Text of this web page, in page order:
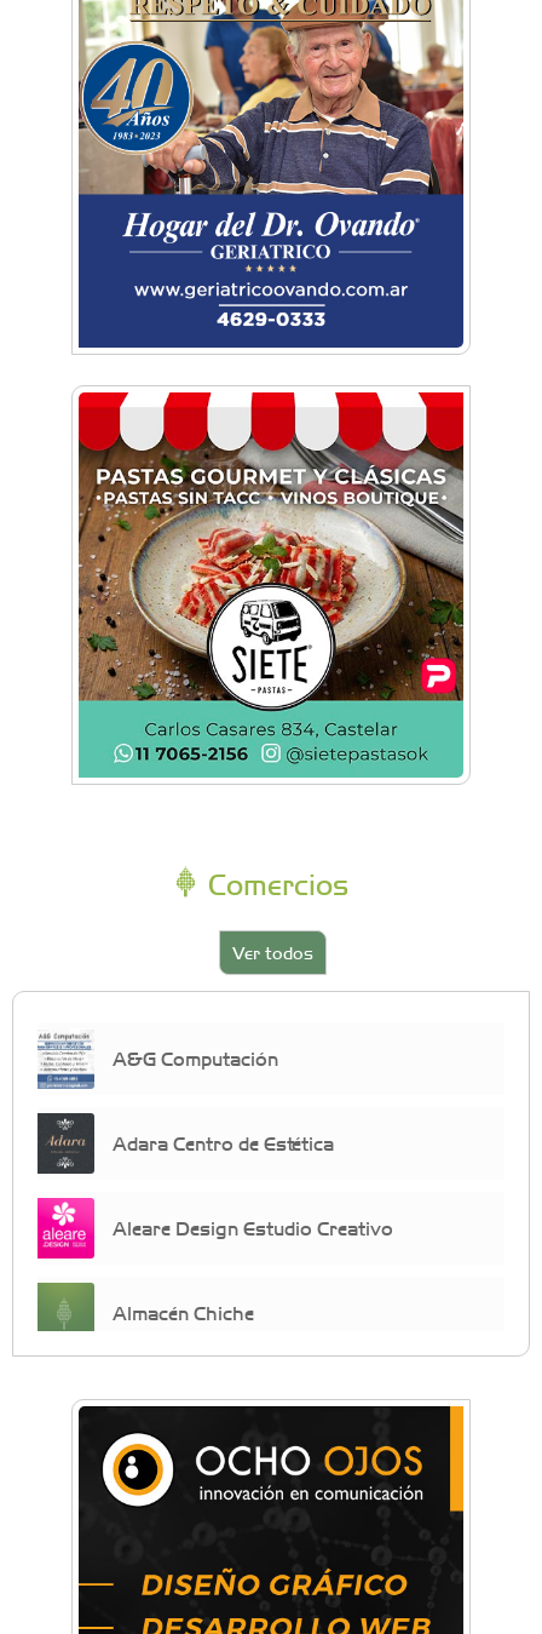
Comercios
Ver todos
A&G Computación
Adara Centro de Estética
Aleare Design Estudio Creativo
Almacén Chiche
crecimiento personal
Arq. Horacio Alejandro Sánchez
Artística ApasionArte